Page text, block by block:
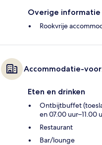
Overige informatie
Rookvrije
Accommodatie-
Eten en drinken
Ontbijtbuffet
en 07.00 uur–11.00
Restaurant
Bar/lounge